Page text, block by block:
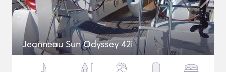
Jeanneau Sun Odyssey 42i